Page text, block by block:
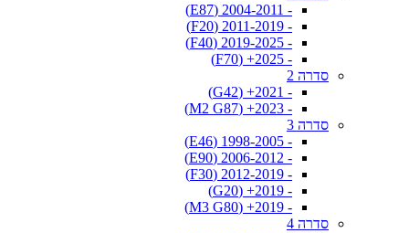
- 2004-2011 (E87)
- 2011-2019 (F20)
- 2019-2025 (F40)
- 2025+ (F70)
סדרה 2
- 2021+ (G42)
- 2023+ (M2 G87)
סדרה 3
- 1998-2005 (E46)
- 2006-2012 (E90)
- 2012-2019 (F30)
- 2019+ (G20)
- 2019+ (M3 G80)
סדרה 4